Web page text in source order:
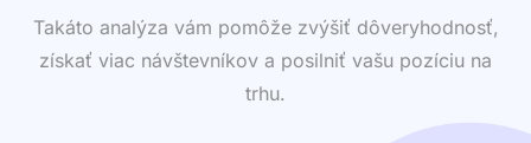
Takáto analýza vám pomôže zvýšiť dôveryhodnosť,
získať viac návštevníkov a posilniť vašu pozíciu na
trhu.